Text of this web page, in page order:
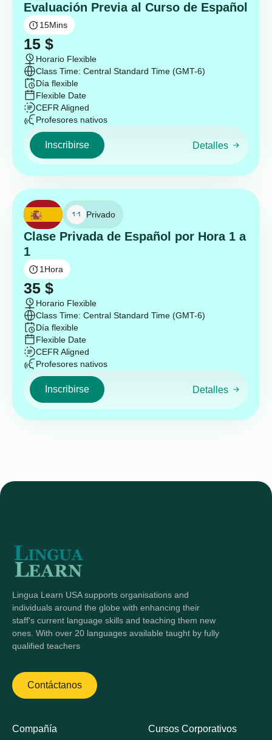
Evaluación Previa al Curso de Español
15Mins
15 $
Horario Flexible
Class Time: Central Standard Time (GMT-6)
Día flexible
Flexible Date
CEFR Aligned
Profesores nativos
Inscribirse Detalles
Privado
Clase Privada de Español por Hora 1 a
1
1 Hora
35 $
Horario Flexible
Class Time: Central Standard Time (GMT-6)
Día flexible
Flexible Date
CEFR Aligned
Profesores nativos
Inscribirse Detalles
Lingua Learn USA supports organisations and
individuals around the globe with enhancing their
staff's current language skills and teaching them new
ones. With over 20 languages available taught by fully
qualified teachers
Contáctanos
Compañía Cursos Corporativos